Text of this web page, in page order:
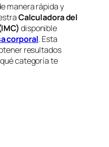
manera rápida y
Calculadora del
disponible
corporal. Esta
resultados
categoría te